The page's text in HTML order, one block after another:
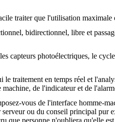
traiter que l'utilisation maximale
bidirectionnel, libre et
capteurs photoélectriques, le
le traitement en temps réel et
de l'indicateur et de
vous de l'interface homme-
ou du conseil principal pur
que personne n'oubliera qu'elle